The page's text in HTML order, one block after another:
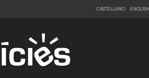
CASTELLANO ENGLISH